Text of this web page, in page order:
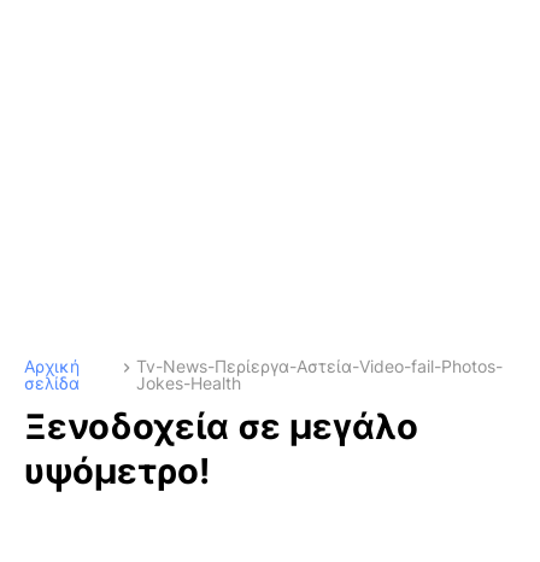
Αρχική
σελίδα
Tv-News-Περίεργα-Αστεία-Video-fail-Photos-
Jokes-Health
Ξενοδοχεία σε μεγάλο
υψόμετρο!